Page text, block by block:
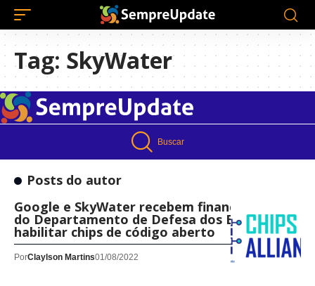
Tag: SkyWater
Buscar
Posts do autor
Google e SkyWater recebem financiamento
do Departamento de Defesa dos EUA para
habilitar chips de código aberto
PorClaylson Martins01/08/2022